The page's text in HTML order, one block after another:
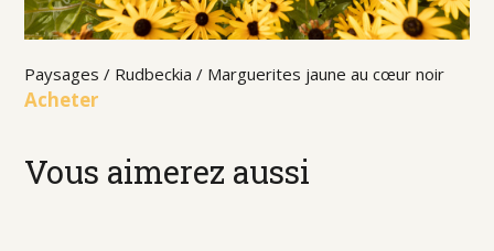
Vous aimerez aussi
Paysages / Rudbeckia / Marguerites jaune au cœur noir
Acheter